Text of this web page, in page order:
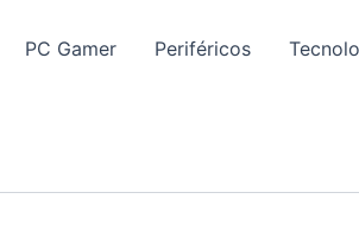
PC Gamer Periféricos